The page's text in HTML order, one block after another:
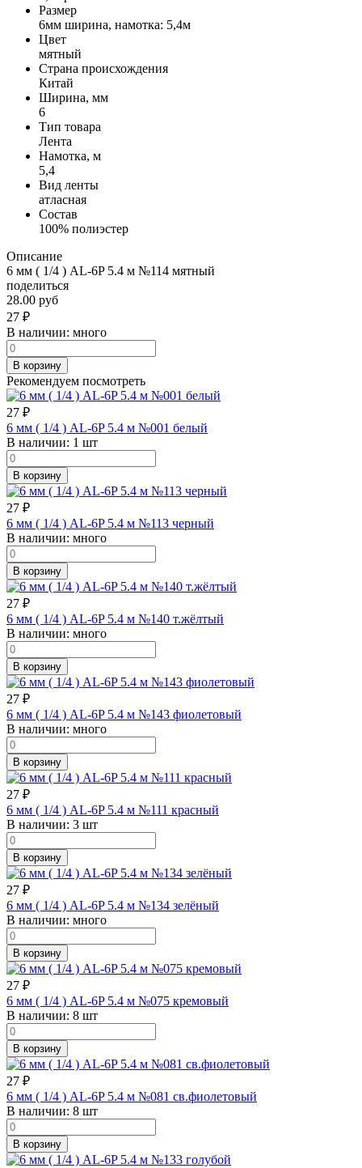
Размер
6мм ширина, намотка: 5,4м
Цвет
мятный
Страна происхождения
Китай
Ширина, мм
6
Тип товара
Лента
Намотка, м
5,4
Вид ленты
атласная
Состав
100% полиэстер
Описание
6 мм ( 1/4 ) AL-6P 5.4 м №114 мятный
поделиться
28.00 руб
27 ₽
В наличии: много
В корзину
Рекомендуем посмотреть
27 ₽
6 мм ( 1/4 ) AL-6P 5.4 м №001 белый
В наличии: 1 шт
В корзину
27 ₽
6 мм ( 1/4 ) AL-6P 5.4 м №113 черный
В наличии: много
В корзину
27 ₽
6 мм ( 1/4 ) AL-6P 5.4 м №140 т.жёлтый
В наличии: много
В корзину
27 ₽
6 мм ( 1/4 ) AL-6P 5.4 м №143 фиолетовый
В наличии: много
В корзину
27 ₽
6 мм ( 1/4 ) AL-6P 5.4 м №111 красный
В наличии: 3 шт
В корзину
27 ₽
6 мм ( 1/4 ) AL-6P 5.4 м №134 зелёный
В наличии: много
В корзину
27 ₽
6 мм ( 1/4 ) AL-6P 5.4 м №075 кремовый
В наличии: 8 шт
В корзину
27 ₽
6 мм ( 1/4 ) AL-6P 5.4 м №081 св.фиолетовый
В наличии: 8 шт
В корзину